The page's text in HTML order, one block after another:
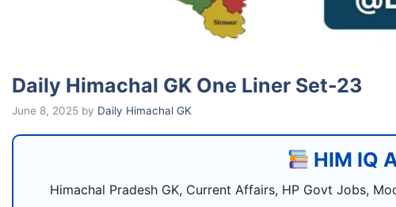
Daily Himachal GK One Liner Set-23
June 8, 2025 by Daily Himachal GK
HIM IQ
Himachal Pradesh GK, Current Affairs, HP Govt Jobs,